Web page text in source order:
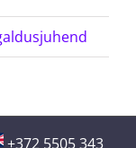
+372 5505 343